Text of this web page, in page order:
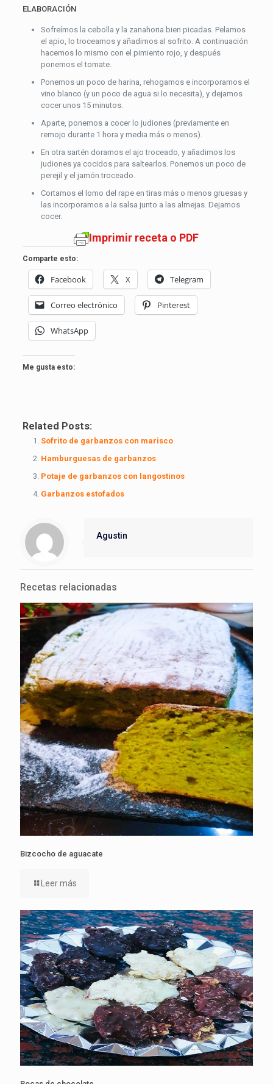
ELABORACIÓN
Sofreímos la cebolla y la zanahoria bien picadas. Pelamos
el apio, lo troceamos y añadimos al sofrito. A continuación
hacemos lo mismo con el pimiento rojo, y después
ponemos el tomate.
Ponemos un poco de harina, rehogamos e incorporamos el
vino blanco (y un poco de agua si lo necesita), y dejamos
cocer unos 15 minutos.
Aparte, ponemos a cocer lo judiones (previamente en
remojo durante 1 hora y media más o menos).
En otra sartén doramos el ajo troceado, y añadimos los
judiones ya cocidos para saltearlos. Ponemos un poco de
perejil y el jamón troceado.
Cortamos el lomo del rape en tiras más o menos gruesas y
las incorporamos a la salsa junto a las almejas. Dejamos
cocer.
Imprimir receta o PDF
Comparte esto:
Facebook X Telegram
Correo electrónico Pinterest
WhatsApp
Me gusta esto:
Related Posts:
Sofrito de garbanzos con marisco
Hamburguesas de garbanzos
Potaje de garbanzos con langostinos
Garbanzos estofados
Agustin
Recetas relacionadas
Bizcocho de aguacate
Leer más